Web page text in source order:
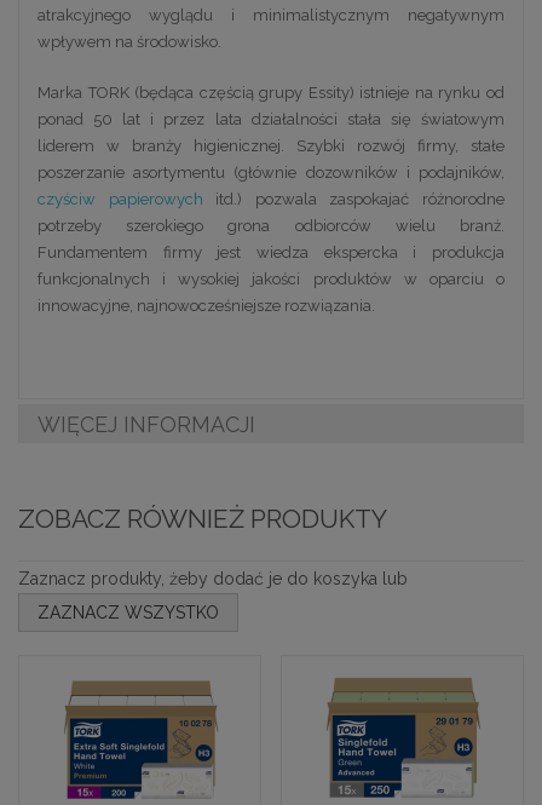
atrakcyjnego wyglądu i minimalistycznym negatywnym
wpływem na środowisko.
Marka TORK (będąca częścią grupy Essity) istnieje na rynku od
ponad 50 lat i przez lata działalności stała się światowym
liderem w branży higienicznej. Szybki rozwój firmy, stałe
poszerzanie asortymentu (głównie dozowników i podajników,
czyściw papierowych itd.) pozwala zaspokajać różnorodne
potrzeby szerokiego grona odbiorców wielu branż.
Fundamentem firmy jest wiedza ekspercka i produkcja
funkcjonalnych i wysokiej jakości produktów w oparciu o
innowacyjne, najnowocześniejsze rozwiązania.
WIĘCEJ INFORMACJI
ZOBACZ RÓWNIEŻ PRODUKTY
Zaznacz produkty, żeby dodać je do koszyka lub
ZAZNACZ WSZYSTKO